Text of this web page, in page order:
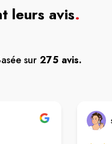
leurs avis.
sur 275 avis.